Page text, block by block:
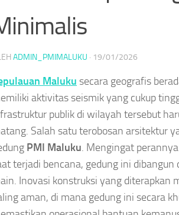
ADMIN_PMIMALUKU · 19/01/2026
Maluku secara geografis
aktivitas seismik yang cukup
publik di wilayah tersebut
Salah satu terobosan arsitektur
PMI Maluku. Mengingat
terjadi bencana, gedung ini
Inovasi konstruksi yang diterapkan
aman, di mana gedung ini secara